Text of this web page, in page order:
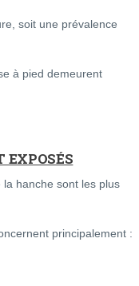
soit une prévalence
à pied demeurent
EXPOSÉS
la hanche sont les plus
principalement :